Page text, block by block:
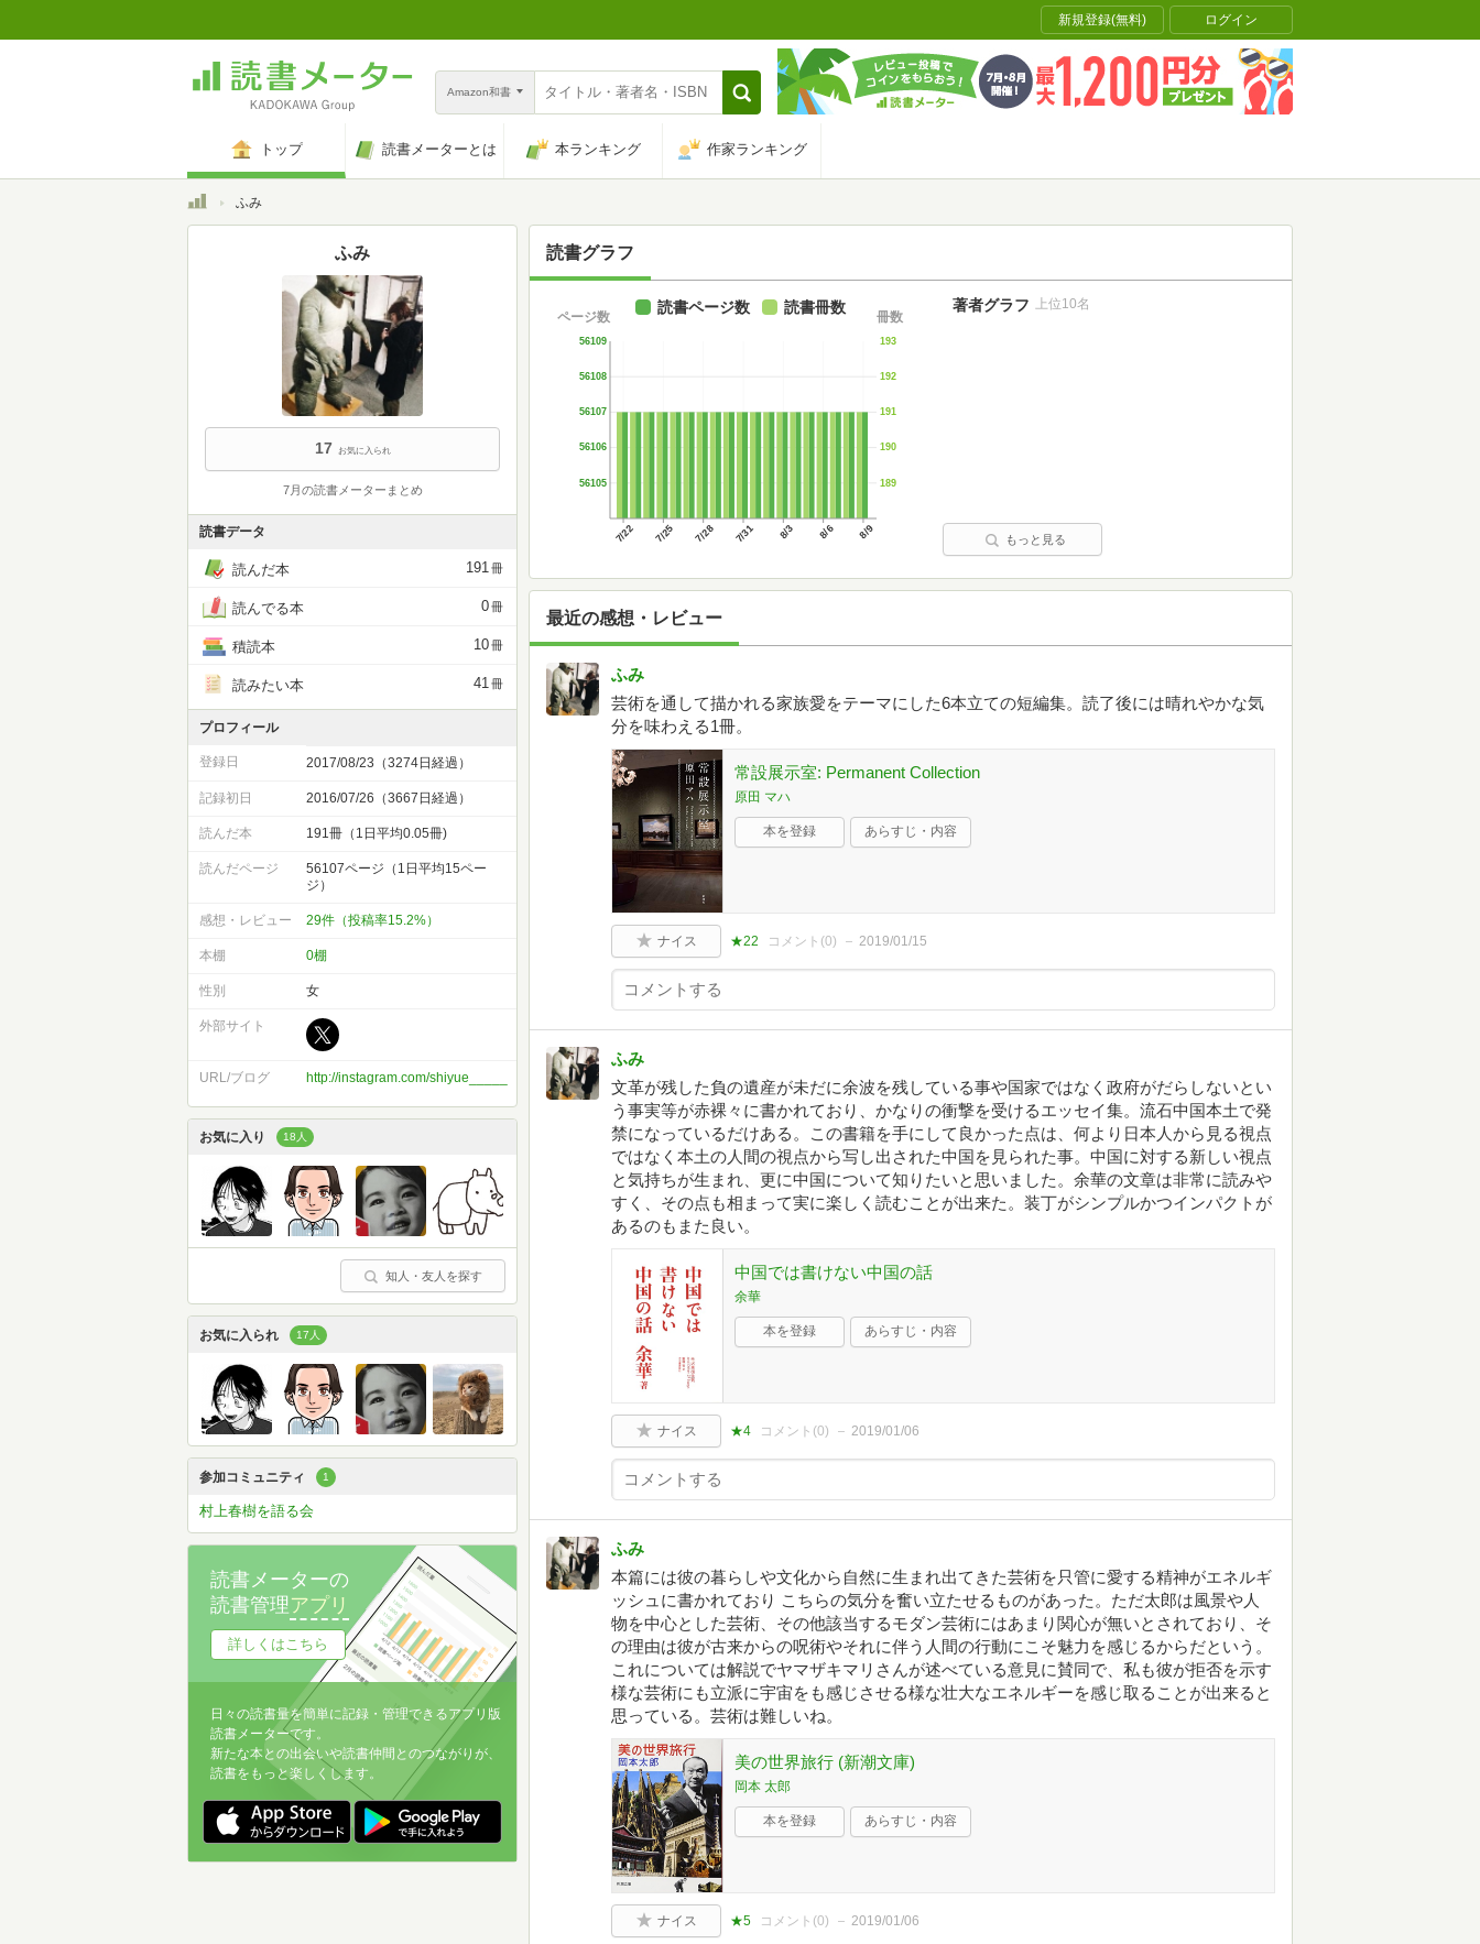
新規登録(無料) ログイン
Amazon和書
トップ 読書メーターとは 本ランキング 作家ランキング
トップふみ
読書グラフ
7/22 7/25 7/28 7/31 8/3 8/6 8/9
56105
56106
56107
56108
56109
ページ数
189
190
191
192
193
冊数
読書ページ数 読書冊数 著者グラフ 上位10名
もっと見る
最近の感想・レビュー
ふみ
芸術を通して描かれる家族愛をテーマにした6本立ての短編集。読了後には晴れやかな気
分を味わえる1冊。
常設展示室: Permanent Collection
原田 マハ
本を登録 あらすじ・内容
ナイス ★22 コメント(0) 2019/01/15
ふみ
文革が残した負の遺産が未だに余波を残している事や国家ではなく政府がだらしないとい
う事実等が赤裸々に書かれており、かなりの衝撃を受けるエッセイ集。流石中国本土で発
禁になっているだけある。この書籍を手にして良かった点は、何より日本人から見る視点
ではなく本土の人間の視点から写し出された中国を見られた事。中国に対する新しい視点
と気持ちが生まれ、更に中国について知りたいと思いました。余華の文章は非常に読みや
すく、その点も相まって実に楽しく読むことが出来た。装丁がシンプルかつインパクトが
あるのもまた良い。
中国では書けない中国の話
余華
本を登録 あらすじ・内容
ナイス ★4 コメント(0) 2019/01/06
ふみ
本篇には彼の暮らしや文化から自然に生まれ出てきた芸術を只管に愛する精神がエネルギ
ッシュに書かれており こちらの気分を奮い立たせるものがあった。ただ太郎は風景や人
物を中心とした芸術、その他該当するモダン芸術にはあまり関心が無いとされており、そ
の理由は彼が古来からの呪術やそれに伴う人間の行動にこそ魅力を感じるからだという。
これについては解説でヤマザキマリさんが述べている意見に賛同で、私も彼が拒否を示す
様な芸術にも立派に宇宙をも感じさせる様な壮大なエネルギーを感じ取ることが出来ると
思っている。芸術は難しいね。
美の世界旅行 (新潮文庫)
岡本 太郎
本を登録 あらすじ・内容
ナイス ★5 コメント(0) 2019/01/06
ふみ
17 お気に入られ
7月の読書メーターまとめ
読書データ
読んだ本 191冊
読んでる本 0冊
積読本 10冊
読みたい本 41冊
プロフィール
登録日 2017/08/23（3274日経過）
記録初日 2016/07/26（3667日経過）
読んだ本 191冊（1日平均0.05冊)
読んだページ
56107ページ（1日平均15ペー
ジ）
感想・レビュー 29件（投稿率15.2%）
本棚 0棚
性別 女
外部サイト
URL/ブログ http://instagram.com/shiyue_____
お気に入り 18人
知人・友人を探す
お気に入られ 17人
参加コミュニティ 1
村上春樹を語る会
読書メーターの
読書管理アプリ
詳しくはこちら
日々の読書量を簡単に記録・管理できるアプリ版
読書メーターです。
新たな本との出会いや読書仲間とのつながりが、
読書をもっと楽しくします。